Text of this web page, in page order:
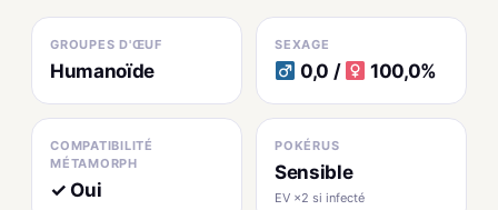
GROUPES D'ŒUF
Humanoïde
SEXAGE
0,0 / 100,0%
COMPATIBILITÉ
MÉTAMORPH
✓ Oui
POKÉRUS
Sensible
EV ×2 si infecté